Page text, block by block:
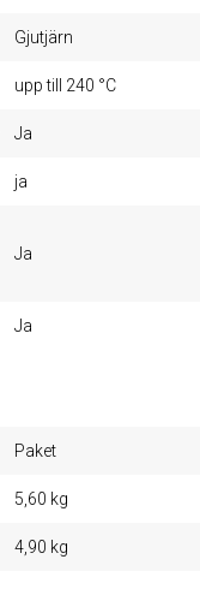
Gjutjärn
upp till 240 °C
Ja
ja
Ja
Ja
Paket
5,60 kg
4,90 kg